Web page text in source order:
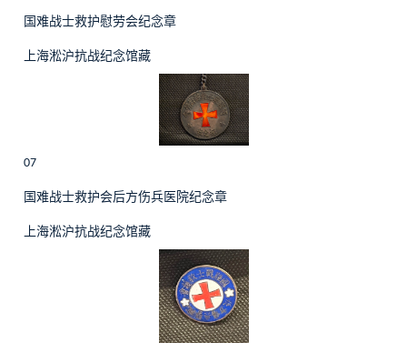
国难战士救护慰劳会纪念章
上海淞沪抗战纪念馆藏
07
国难战士救护会后方伤兵医院纪念章
上海淞沪抗战纪念馆藏